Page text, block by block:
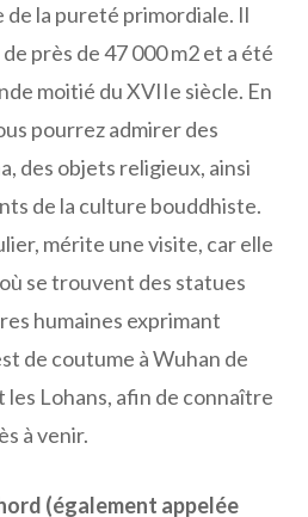
de la pureté primordiale. Il
près de 47 000 m2 et a été
moitié du XVIIe siècle. En
pourrez admirer des
des objets religieux, ainsi
de la culture bouddhiste.
mérite une visite, car elle
se trouvent des statues
humaines exprimant
de coutume à Wuhan de
Lohans, afin de connaître
à venir.
(également appelée